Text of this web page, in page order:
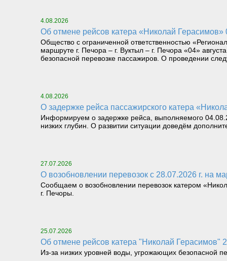
4.08.2026
Об отмене рейсов катера «Николай Герасимов»
Общество с ограниченной ответственностью
маршруте г. Печора – г. Вуктыл – г. Печора «04»
безопасной перевозке пассажиров. О проведении
4.08.2026
О задержке рейса пассажирского катера
Информируем о задержке рейса, выполняемого
низких глубин. О развитии ситуации доведём
27.07.2026
О возобновлении перевозок с 28.07.2026 г. на
Сообщаем о возобновлении перевозок катером
г. Печоры.
25.07.2026
Об отмене рейсов катера "Николай Герасимов"
Из-за низких уровней воды, угрожающих безопасной